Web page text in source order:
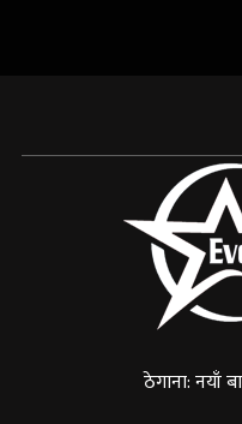
ठेगाना: नयाँ